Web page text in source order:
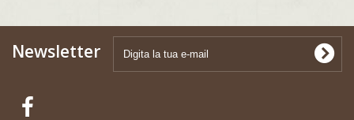
Newsletter